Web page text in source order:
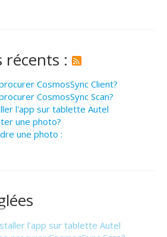
récents :
CosmosSync Client?
CosmosSync Scan?
l'app sur tablette Autel
une photo?
une photo :
l'app sur tablette Autel